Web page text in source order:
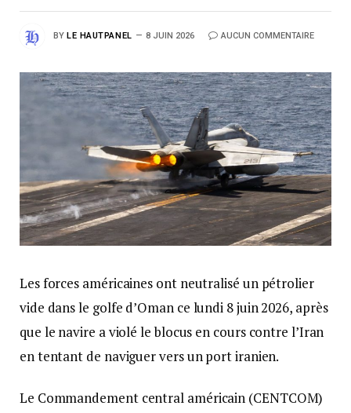
BY LE HAUTPANEL 8 JUIN 2026 AUCUN COMMENTAIRE
Les forces américaines ont neutralisé un pétrolier
vide dans le golfe d’Oman ce lundi 8 juin 2026, après
que le navire a violé le blocus en cours contre l’Iran
en tentant de naviguer vers un port iranien.
Le Commandement central américain (CENTCOM)